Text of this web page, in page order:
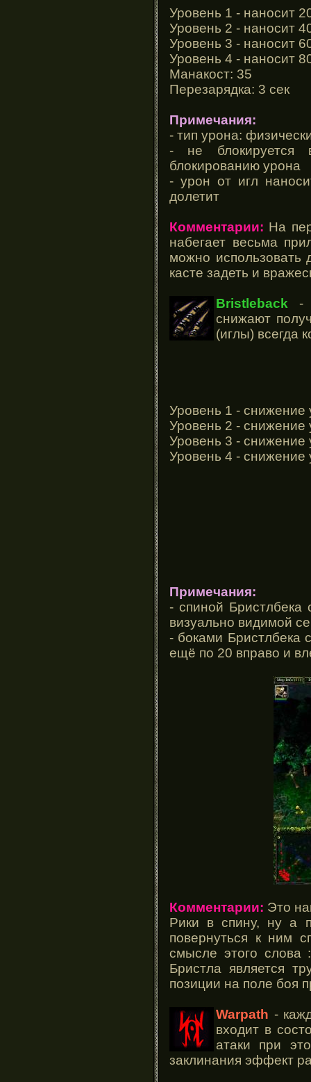
Уровень 1 - наносит
Уровень 2 - наносит
Уровень 3 - наносит
Уровень 4 - наносит
Манакост: 35
Перезарядка: 3 сек
Примечания:
- тип урона:
- не блокируется
блокированию урона
- урон от игл
долетит
Комментарии: На
набегает весьма
можно использовать
касте задеть и
Bristleback
снижают
(иглы) всегда
Уровень 1 - снижение
Уровень 2 - снижение
Уровень 3 - снижение
Уровень 4 - снижение
Примечания:
- спиной Бристлбека
визуально видимой
- боками Бристлбека
ещё по 20 вправо и
Комментарии: Это
Рики в спину, ну а
повернуться к ним
смысле этого слова
Бристла является
позиции на поле боя
Warpath -
входит в
атаки при
заклинания эффект